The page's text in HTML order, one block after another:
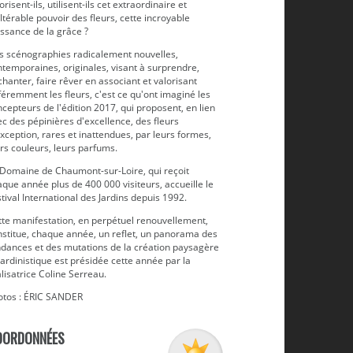
DES SORCIÈRES : Sung Hye PARK, architecte-paysagiste,
, chef de projet _CORÉE
ils, utilisent-ils cet extraordinaire et
pouvoir des fleurs, cette incroyable
de la grâce ?
scénographies radicalement nouvelles,
originales, visant à surprendre,
faire rêver en associant et valorisant
les fleurs, c'est ce qu'ont imaginé les
de l'édition 2017, qui proposent, en lien
des pépinières d'excellence, des fleurs
rares et inattendues, par leurs formes,
couleurs, leurs parfums.
de Chaumont-sur-Loire, qui reçoit
année plus de 400 000 visiteurs, accueille le
International des Jardins depuis 1992.
manifestation, en perpétuel renouvellement,
chaque année, un reflet, un panorama des
et des mutations de la création paysagère
est présidée cette année par la
Coline Serreau.
: ÉRIC SANDER